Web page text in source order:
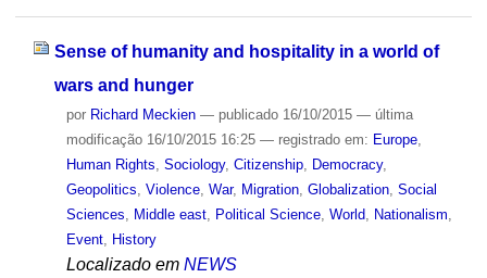
Sense of humanity and hospitality in a world of
wars and hunger
por Richard Meckien — publicado16/10/2015 — última
modificação16/10/2015 16:25 — registrado em: Europe,
Human Rights Sociology, Citizenship, Democracy,
Geopolitics Violence, War, Migration, Globalization, Social
Sciences
Middle east, Political Science, World Nationalism
Event, History
Localizado em NEWS